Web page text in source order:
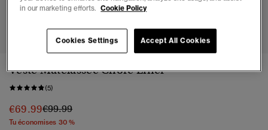
Veste Matelassée Chore Liner
(5)
€69.99Prix réduit de
€99.99à
Tu économises 30 %
in our marketing efforts. Cookie Policy
Cookies Settings Accept All Cookies